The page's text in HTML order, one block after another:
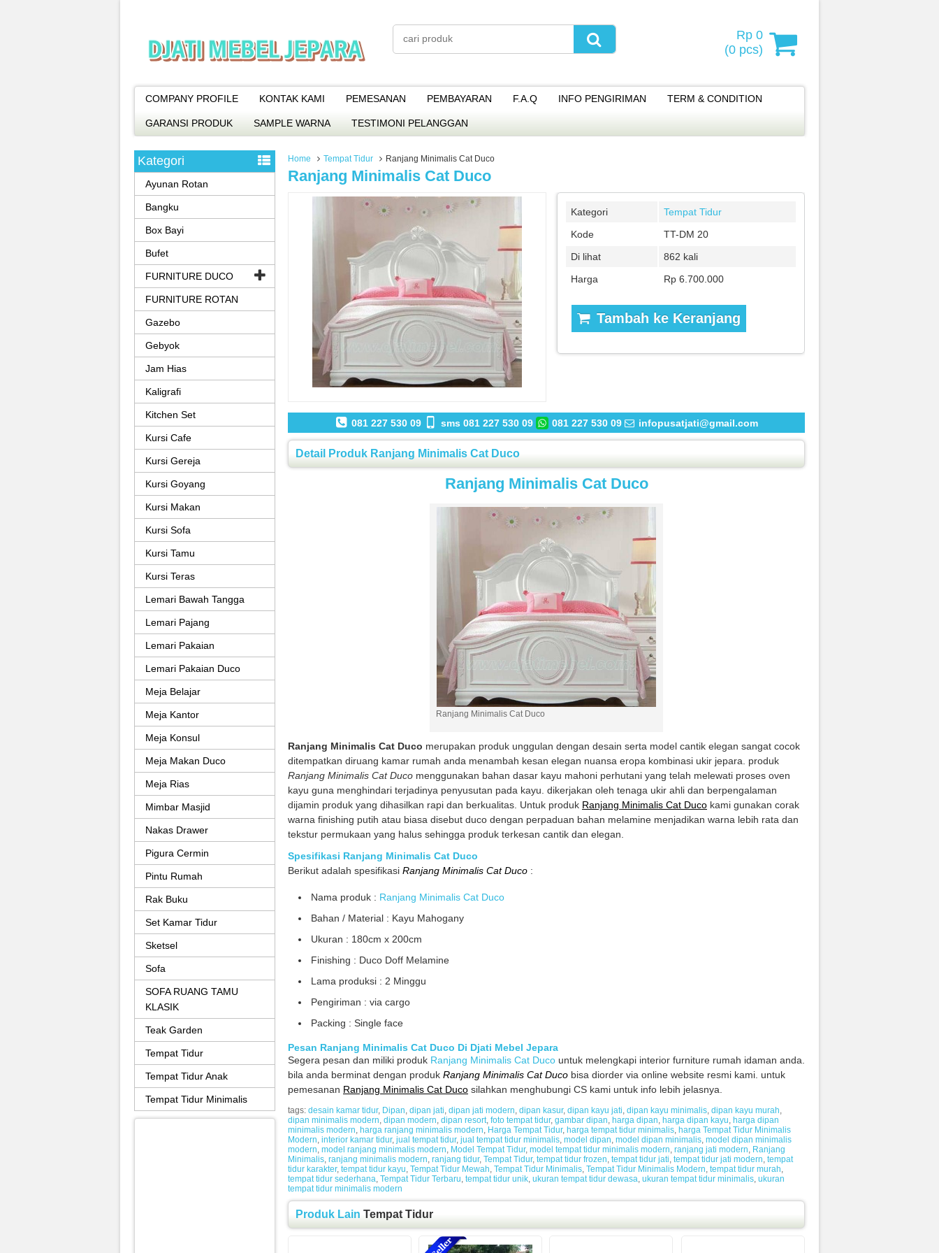
Rp 0
(0 pcs)
COMPANY PROFILE KONTAK KAMI PEMESANAN PEMBAYARAN F.A.Q INFO PENGIRIMAN TERM & CONDITION
GARANSI PRODUK SAMPLE WARNA TESTIMONI PELANGGAN
Home Tempat Tidur Ranjang Minimalis Cat Duco
Ranjang Minimalis Cat Duco
Kategori
Tempat Tidur
Kode
TT-DM 20
Di lihat
862 kali
Harga
Rp 6.700.000
Tambah ke Keranjang
081 227 530 09 sms 081 227 530 09 081 227 530 09 infopusatjati@gmail.com
Detail Produk Ranjang Minimalis Cat Duco
Ranjang Minimalis Cat Duco
Ranjang Minimalis Cat Duco
Ranjang Minimalis Cat Duco merupakan produk unggulan dengan desain serta model cantik elegan sangat cocok
ditempatkan diruang kamar rumah anda menambah kesan elegan nuansa eropa kombinasi ukir jepara. produk
Ranjang Minimalis Cat Duco menggunakan bahan dasar kayu mahoni perhutani yang telah melewati proses oven
kayu guna menghindari terjadinya penyusutan pada kayu. dikerjakan oleh tenaga ukir ahli dan berpengalaman
dijamin produk yang dihasilkan rapi dan berkualitas. Untuk produk Ranjang Minimalis Cat Duco kami gunakan corak
warna finishing putih atau biasa disebut duco dengan perpaduan bahan melamine menjadikan warna lebih rata dan
tekstur permukaan yang halus sehingga produk terkesan cantik dan elegan.
Spesifikasi Ranjang Minimalis Cat Duco
Berikut adalah spesifikasi Ranjang Minimalis Cat Duco :
Nama produk : Ranjang Minimalis Cat Duco
Bahan / Material : Kayu Mahogany
Ukuran : 180cm x 200cm
Finishing : Duco Doff Melamine
Lama produksi : 2 Minggu
Pengiriman : via cargo
Packing : Single face
Pesan Ranjang Minimalis Cat Duco Di Djati Mebel Jepara
Segera pesan dan miliki produk Ranjang Minimalis Cat Duco untuk melengkapi interior furniture rumah idaman anda.
bila anda berminat dengan produk Ranjang Minimalis Cat Duco bisa diorder via online website resmi kami. untuk
pemesanan Ranjang Minimalis Cat Duco silahkan menghubungi CS kami untuk info lebih jelasnya.
tags: desain kamar tidur, Dipan dipan jati dipan jati modern dipan kasur, dipan kayu jati dipan kayu minimalis dipan kayu murah
dipan minimalis modern dipan modern dipan resort foto tempat tidur, gambar dipan harga dipan harga dipan kayu harga dipan
minimalis modern harga ranjang minimalis modern Harga Tempat Tidur, harga tempat tidur minimalis harga Tempat Tidur Minimalis
Modern interior kamar tidur, jual tempat tidur, jual tempat tidur minimalis model dipan model dipan minimalis model dipan minimalis
modern model ranjang minimalis modern Model Tempat Tidur, model tempat tidur minimalis modern ranjang jati modern Ranjang
Minimalis ranjang minimalis modern ranjang tidur, Tempat Tidur, tempat tidur frozen tempat tidur jati tempat tidur jati modern tempat
tidur karakter, tempat tidur kayu Tempat Tidur Mewah Tempat Tidur Minimalis Tempat Tidur Minimalis Modern tempat tidur murah
tempat tidur sederhana Tempat Tidur Terbaru tempat tidur unik ukuran tempat tidur dewasa ukuran tempat tidur minimalis ukuran
tempat tidur minimalis modern
Produk Lain Tempat Tidur
Kategori
Ayunan Rotan
Bangku
Box Bayi
Bufet
FURNITURE DUCO
FURNITURE ROTAN
Gazebo
Gebyok
Jam Hias
Kaligrafi
Kitchen Set
Kursi Cafe
Kursi Gereja
Kursi Goyang
Kursi Makan
Kursi Sofa
Kursi Tamu
Kursi Teras
Lemari Bawah Tangga
Lemari Pajang
Lemari Pakaian
Lemari Pakaian Duco
Meja Belajar
Meja Kantor
Meja Konsul
Meja Makan Duco
Meja Rias
Mimbar Masjid
Nakas Drawer
Pigura Cermin
Pintu Rumah
Rak Buku
Set Kamar Tidur
Sketsel
Sofa
SOFA RUANG TAMU
KLASIK
Teak Garden
Tempat Tidur
Tempat Tidur Anak
Tempat Tidur Minimalis